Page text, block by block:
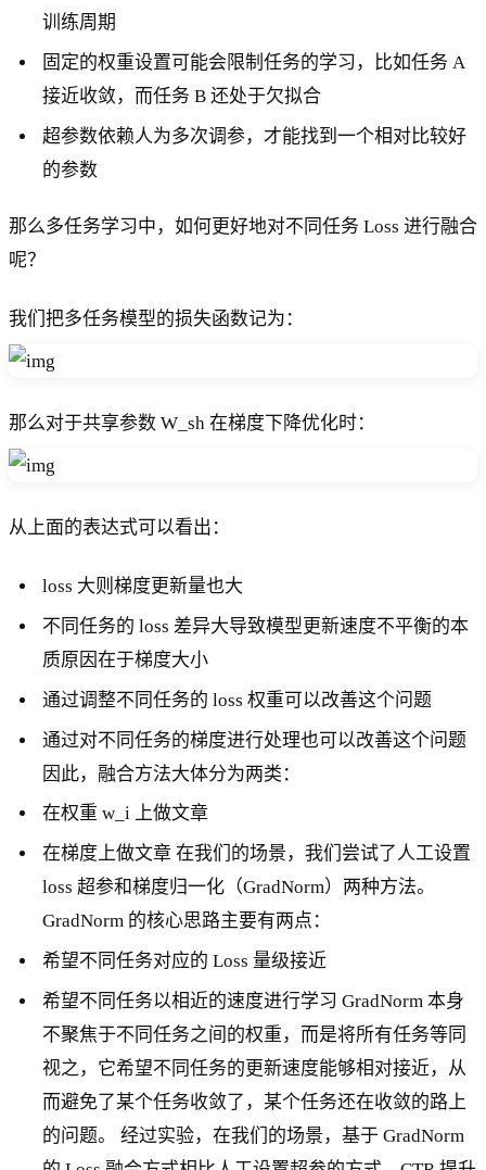
训练周期
固定的权重设置可能会限制任务的学习，比如任务 A
接近收敛，而任务 B 还处于欠拟合
超参数依赖人为多次调参，才能找到一个相对比较好
的参数
那么多任务学习中，如何更好地对不同任务 Loss 进行融合
呢？
我们把多任务模型的损失函数记为：
那么对于共享参数 W_sh 在梯度下降优化时：
从上面的表达式可以看出：
loss 大则梯度更新量也大
不同任务的 loss 差异大导致模型更新速度不平衡的本
质原因在于梯度大小
通过调整不同任务的 loss 权重可以改善这个问题
通过对不同任务的梯度进行处理也可以改善这个问题
因此，融合方法大体分为两类：
在权重 w_i 上做文章
在梯度上做文章 在我们的场景，我们尝试了人工设置
loss 超参和梯度归一化（GradNorm）两种方法。
GradNorm 的核心思路主要有两点：
希望不同任务对应的 Loss 量级接近
希望不同任务以相近的速度进行学习 GradNorm 本身
不聚焦于不同任务之间的权重，而是将所有任务等同
视之，它希望不同任务的更新速度能够相对接近，从
而避免了某个任务收敛了，某个任务还在收敛的路上
的问题。 经过实验，在我们的场景，基于 GradNorm